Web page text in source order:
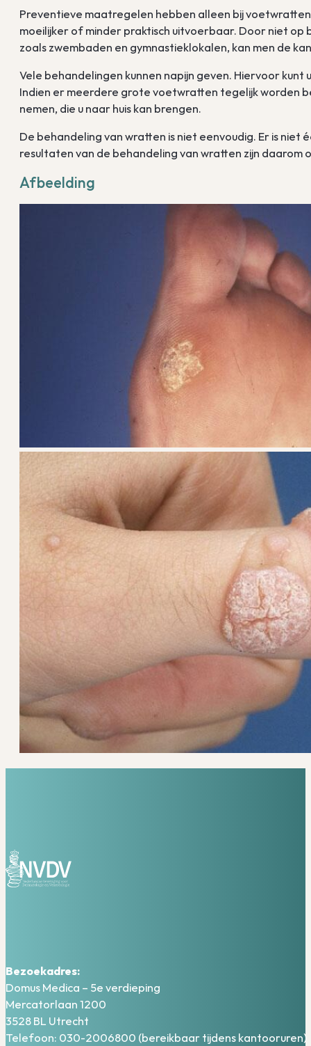
Preventieve maatregelen hebben alleen bij
moeilijker of minder praktisch uitvoerbaar. Door niet
zoals zwembaden en gymnastieklokalen, kan men de
Vele behandelingen kunnen napijn geven. Hiervoor
Indien er meerdere grote voetwratten tegelijk worden
nemen, die u naar huis kan brengen.
De behandeling van wratten is niet eenvoudig. Er is
resultaten van de behandeling van wratten zijn daarom
Afbeelding
Bezoekadres:
Domus Medica – 5e verdieping
Mercatorlaan 1200
3528 BL Utrecht
Telefoon: 030-2006800 (bereikbaar tijdens kantooruren)